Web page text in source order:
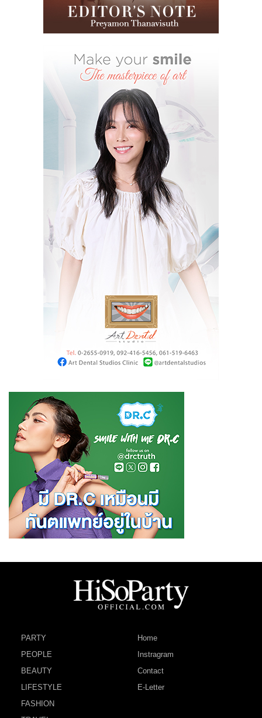
PARTY
PEOPLE
BEAUTY
LIFESTYLE
FASHION
Home
Instragram
Contact
E-Letter